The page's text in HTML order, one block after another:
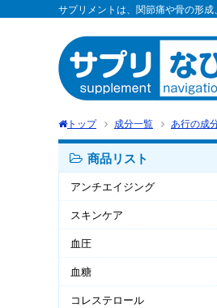
サプリメントは、関節痛や骨の形
トップ 成分一覧 あ行の成
商品リスト
アンチエイジング
スキンケア
血圧
血糖
コレステロール